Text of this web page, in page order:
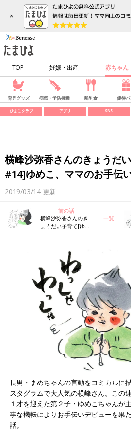
×
TOP 妊娠・出産 赤ちゃん
育児グッズ 病気・予防接種 離乳食 優待パ
ひよこクラブ アプリ SNS
横峰沙弥香さんのきょうだ
#14]ゆめこ、ママのお手伝
2019/03/14 更新
前の話
横峰沙弥香さんのき
ょうだい子育て[ゆめ
一覧
長男・まめちゃんの言動をコミカルに
スタグラムで大人気の横峰さん。この
１才を迎えた第２子・ゆめこちゃん
事な機転によりお手伝いデビューを果
話。